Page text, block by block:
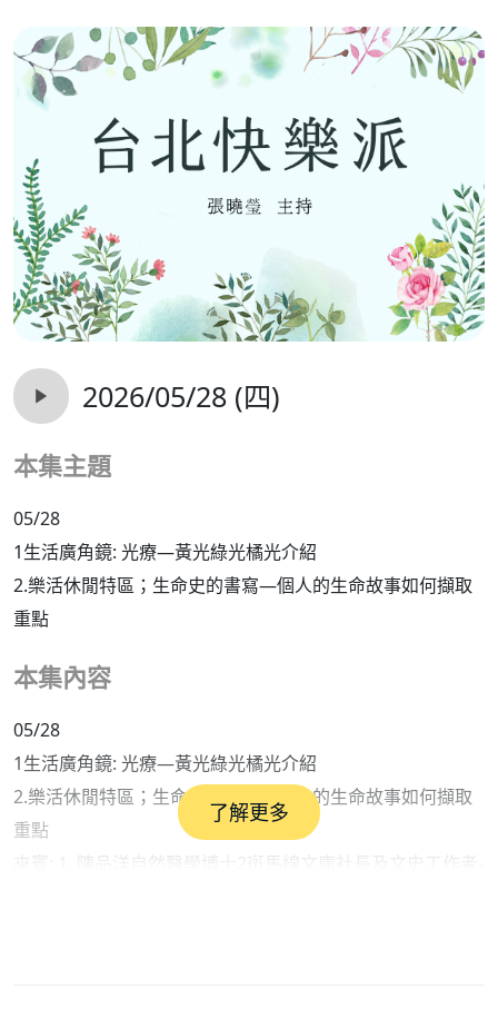
2026/05/28 (四)
本集主題
05/28
1生活廣角鏡: 光療—黃光綠光橘光介紹
2.樂活休閒特區；生命史的書寫—個人的生命故事如何擷取
重點
本集內容
05/28
1生活廣角鏡: 光療—黃光綠光橘光介紹
2.樂活休閒特區；生命史的書寫—個人的生命故事如何擷取
重點
來賓: 1. 陳品洋自然醫學博士2斑馬線文庫社長及文史工作者-
了解更多